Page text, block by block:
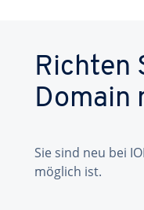
Richten
Domain
Sie sind neu bei
möglich ist.